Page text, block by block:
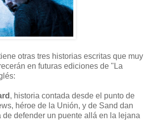
otras tres historias escritas que muy
en futuras ediciones de "La
, historia contada desde el punto de
héroe de la Unión, y de Sand dan
de defender un puente allá en la lejana